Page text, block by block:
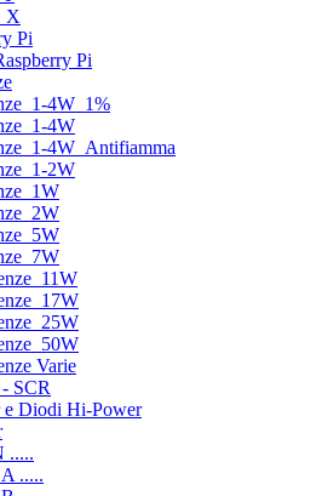
Pi
Pi
4W_1%
4W
4W_Antifiamma
2W
Varie
SCR
Diodi Hi-Power
.....
.....